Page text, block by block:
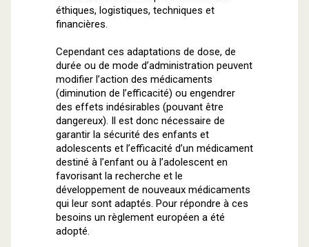
éthiques, logistiques, techniques et
financières.
Cependant ces adaptations de dose, de
durée ou de mode d’administration peuvent
modifier l’action des médicaments
(diminution de l’efficacité) ou engendrer
des effets indésirables (pouvant être
dangereux). Il est donc nécessaire de
garantir la sécurité des enfants et
adolescents et l’efficacité d’un médicament
destiné à l’enfant ou à l’adolescent en
favorisant la recherche et le
développement de nouveaux médicaments
qui leur sont adaptés. Pour répondre à ces
besoins un règlement européen a été
adopté.